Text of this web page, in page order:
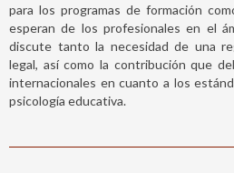
para los programas de formación
esperan de los profesionales en el
discute tanto la necesidad de una
legal, así como la contribución que
internacionales en cuanto a los
psicología educativa.